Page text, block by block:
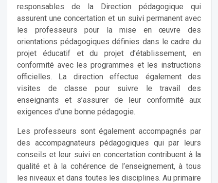
responsables de la Direction pédagogique qui
assurent une concertation et un suivi permanent avec
les professeurs pour la mise en œuvre des
orientations pédagogiques définies dans le cadre du
projet éducatif et du projet d’établissement, en
conformité avec les programmes et les instructions
officielles. La direction effectue également des
visites de classe pour suivre le travail des
enseignants et s’assurer de leur conformité aux
exigences d’une bonne pédagogie.
Les professeurs sont également accompagnés par
des accompagnateurs pédagogiques qui par leurs
conseils et leur suivi en concertation contribuent à la
qualité et à la cohérence de l’enseignement, à tous
les niveaux et dans toutes les disciplines. Au primaire